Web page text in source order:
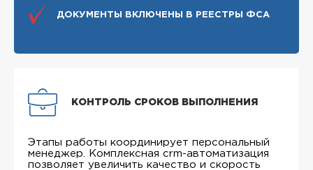
ДОКУМЕНТЫ ВКЛЮЧЕНЫ В РЕЕСТРЫ ФСА
КОНТРОЛЬ СРОКОВ ВЫПОЛНЕНИЯ
Этапы работы координирует персональный
менеджер. Комплексная crm-автоматизация
позволяет увеличить качество и скорость